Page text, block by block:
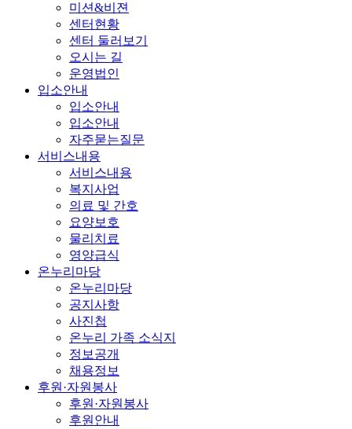
미션&비젼
센터현황
센터 둘러보기
오시는 길
운영법인
입소안내
입소안내
입소안내
자주묻는질문
서비스내용
서비스내용
복지사업
의료 및 간호
요양보호
물리치료
영양급식
온누리마당
온누리마당
공지사항
사진첩
온누리 가족 소식지
정보공개
채용정보
후원·자원봉사
후원·자원봉사
후원안내